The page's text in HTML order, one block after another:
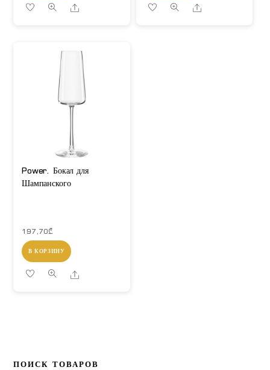
Share Share
Power. Бокал для
Шампанского
197,70₾
В КОРЗИНУ
Share
ПОИСК ТОВАРОВ